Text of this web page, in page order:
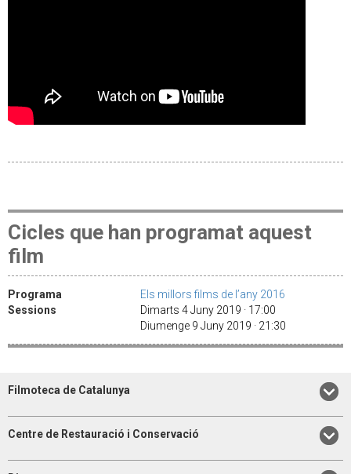
Cicles que han programat aquest
film
Programa
Els millors films de l’any 2016
Sessions
Dimarts 4 Juny 2019 · 17:00
Diumenge 9 Juny 2019 · 21:30
Filmoteca de Catalunya
Centre de Restauració i Conservació